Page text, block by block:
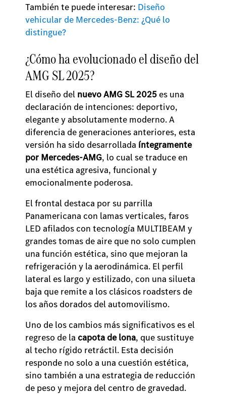
También te puede interesar: Diseño
vehicular de Mercedes-Benz: ¿Qué lo
distingue?
¿Cómo ha evolucionado el diseño del
AMG SL 2025?
El diseño del nuevo AMG SL 2025 es una
declaración de intenciones: deportivo,
elegante y absolutamente moderno. A
diferencia de generaciones anteriores, esta
versión ha sido desarrollada íntegramente
por Mercedes-AMG, lo cual se traduce en
una estética agresiva, funcional y
emocionalmente poderosa.
El frontal destaca por su parrilla
Panamericana con lamas verticales, faros
LED afilados con tecnología MULTIBEAM y
grandes tomas de aire que no solo cumplen
una función estética, sino que mejoran la
refrigeración y la aerodinámica. El perfil
lateral es largo y estilizado, con una silueta
baja que remite a los clásicos roadsters de
los años dorados del automovilismo.
Uno de los cambios más significativos es el
regreso de la capota de lona, que sustituye
al techo rígido retráctil. Esta decisión
responde no solo a una cuestión estética,
sino también a una estrategia de reducción
de peso y mejora del centro de gravedad.